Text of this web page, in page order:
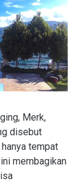
Merk,
disebut
tempat
membagikan